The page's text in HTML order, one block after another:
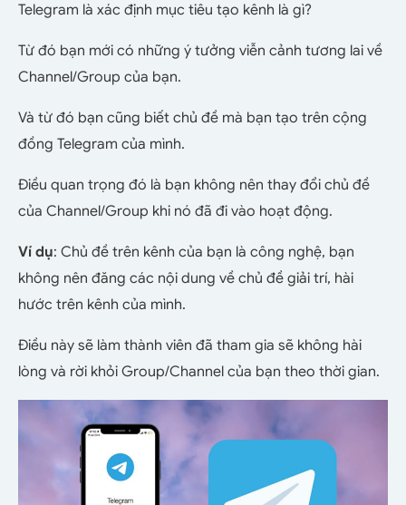
Telegram là xác định mục tiêu tạo kênh là gì?
Từ đó bạn mới có những ý tưởng viễn cảnh tương lai về
Channel/Group của bạn.
Và từ đó bạn cũng biết chủ đề mà bạn tạo trên cộng
đồng Telegram của mình.
Điều quan trọng đó là bạn không nên thay đổi chủ đề
của Channel/Group khi nó đã đi vào hoạt động.
Ví dụ: Chủ đề trên kênh của bạn là công nghệ, bạn
không nên đăng các nội dung về chủ đề giải trí, hài
hước trên kênh của mình.
Điều này sẽ làm thành viên đã tham gia sẽ không hài
lòng và rời khỏi Group/Channel của bạn theo thời gian.